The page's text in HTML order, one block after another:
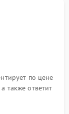
по цене
также ответит